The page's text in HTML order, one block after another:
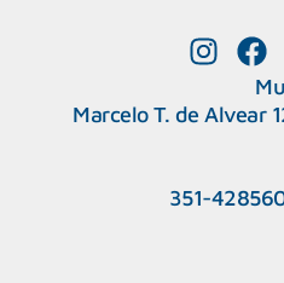
Marcelo T. de Alvear
351-
CAPeM – Centro de Atención a